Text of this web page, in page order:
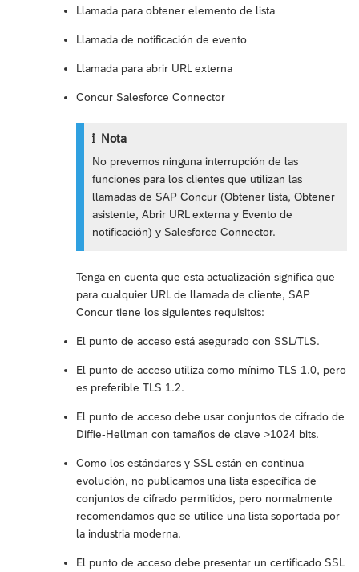
Llamada para obtener elemento de lista
Llamada de notificación de evento
Llamada para abrir URL externa
Concur Salesforce Connector
Nota
No prevemos ninguna interrupción de las
funciones para los clientes que utilizan las
llamadas de SAP Concur (Obtener lista, Obtener
asistente, Abrir URL externa y Evento de
notificación) y Salesforce Connector.
Tenga en cuenta que esta actualización significa que
para cualquier URL de llamada de cliente, SAP
Concur tiene los siguientes requisitos:
El punto de acceso está asegurado con SSL/TLS.
El punto de acceso utiliza como mínimo TLS 1.0, pero
es preferible TLS 1.2.
El punto de acceso debe usar conjuntos de cifrado de
Diffie-Hellman con tamaños de clave >1024 bits.
Como los estándares y SSL están en continua
evolución, no publicamos una lista específica de
conjuntos de cifrado permitidos, pero normalmente
recomendamos que se utilice una lista soportada por
la industria moderna.
El punto de acceso debe presentar un certificado SSL